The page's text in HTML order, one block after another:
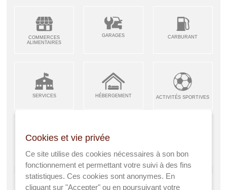
COMMERCES
ALIMENTAIRES
GARAGES CARBURANT
SERVICES HÉBERGEMENT ACTIVITÉS SPORTIVES
ARTISANS &
INDUSTRIES
RESTAURANTS CAFÉS ENFANCE JEUNESSE
Cookies et vie privée
Ce site utilise des cookies nécessaires à son bon
fonctionnement et permettant votre suivi à des fins
statistiques. Ces cookies sont anonymes. En
cliquant sur "Accepter" ou en poursuivant votre